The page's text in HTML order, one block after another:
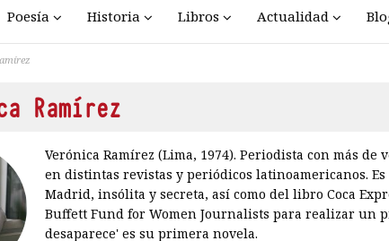
Poesía Historia Libros Actualidad
Ramírez
Verónica Ramírez (Lima, 1974). Periodista con más
en distintas revistas y periódicos latinoamericanos.
Madrid, insólita y secreta, así como del libro Coca
Buffett Fund for Women Journalists para realizar un
desaparece' es su primera novela.